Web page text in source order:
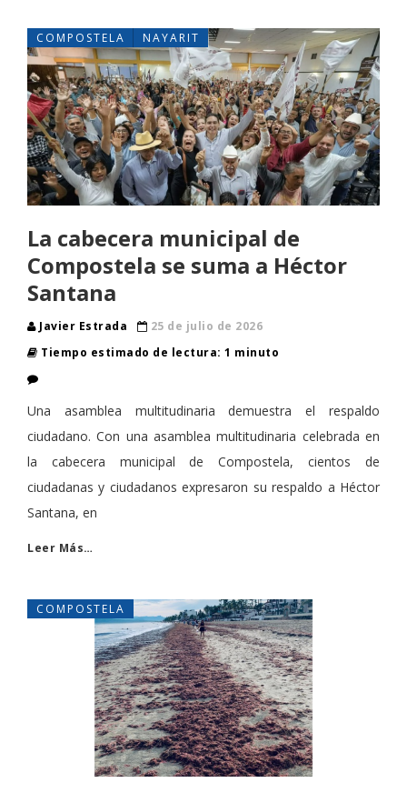
COMPOSTELA NAYARIT
La cabecera municipal de
Compostela se suma a Héctor
Santana
Javier Estrada
25 de julio de 2026
Tiempo estimado de lectura: 1 minuto
Una asamblea multitudinaria demuestra el respaldo
ciudadano. Con una asamblea multitudinaria celebrada en
la cabecera municipal de Compostela, cientos de
ciudadanas y ciudadanos expresaron su respaldo a Héctor
Santana, en
Leer Más…
COMPOSTELA